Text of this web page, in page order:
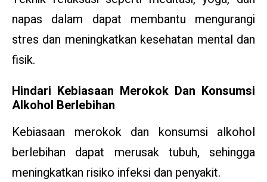
napas dalam dapat membantu mengurangi
stres dan meningkatkan kesehatan mental dan
fisik.
Hindari Kebiasaan Merokok Dan Konsumsi
Alkohol Berlebihan
Kebiasaan merokok dan konsumsi alkohol
berlebihan dapat merusak tubuh, sehingga
meningkatkan risiko infeksi dan penyakit.